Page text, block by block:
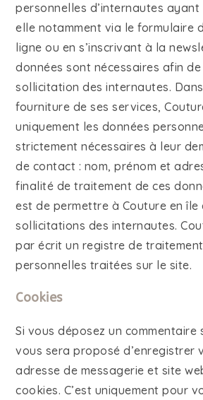
personnelles d’internautes
elle notamment via le formulaire
ligne ou en s’inscrivant à la
données sont nécessaires afin
sollicitation des internautes.
fourniture de ses services,
uniquement les données
strictement nécessaires à leur
de contact : nom, prénom et
finalité de traitement de ces
est de permettre à Couture en
sollicitations des internautes.
par écrit un registre de
personnelles traitées sur le site.
Cookies
Si vous déposez un commentaire
vous sera proposé d’enregistrer
adresse de messagerie et site
cookies. C’est uniquement pour